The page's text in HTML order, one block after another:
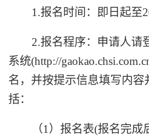
1.报名时间：即日起至
2.报名程序：申请人请
系统(http://
名，并按提示信息填写内容
括：
（1）报名表(报名完